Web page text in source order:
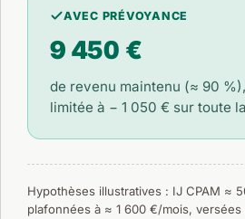
AVEC PRÉVOYANCE
9 450 €
de revenu maintenu (≈ 90
limitée à − 1 050 € sur toute
Hypothèses illustratives : IJ CPAM ≈
plafonnées à ≈ 1 600 €/mois, versées